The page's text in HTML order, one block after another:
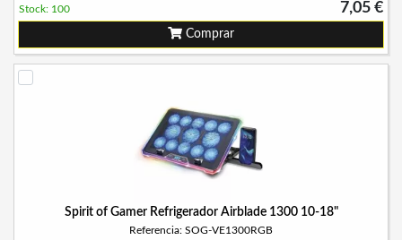
7,05 €
Stock: 100
Comprar
Spirit of Gamer Refrigerador Airblade 1300 10-18"
Referencia: SOG-VE1300RGB